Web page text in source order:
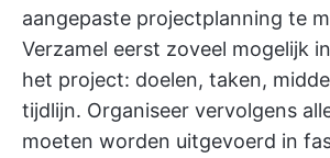
aangepaste projectplanning te
Verzamel eerst zoveel mogelijk
het project: doelen, taken,
tijdlijn. Organiseer vervolgens
moeten worden uitgevoerd in